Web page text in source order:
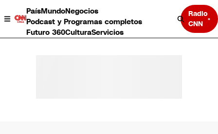
PaísMundoNegocios
Podcast y Programas completos
Futuro 360CulturaServicios
Radio
CNN